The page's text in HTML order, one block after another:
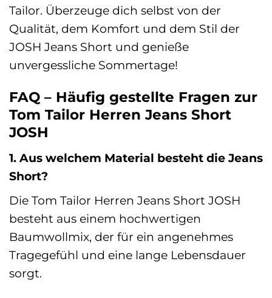
Tailor. Überzeuge dich selbst von der
Qualität, dem Komfort und dem Stil der
JOSH Jeans Short und genieße
unvergessliche Sommertage!
FAQ – Häufig gestellte Fragen zur
Tom Tailor Herren Jeans Short
JOSH
1. Aus welchem Material besteht die Jeans
Short?
Die Tom Tailor Herren Jeans Short JOSH
besteht aus einem hochwertigen
Baumwollmix, der für ein angenehmes
Tragegefühl und eine lange Lebensdauer
sorgt.